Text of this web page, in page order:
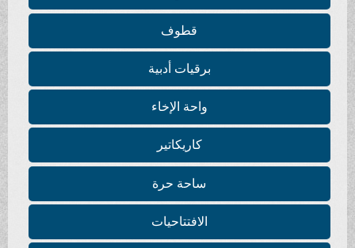
قطوف
برقيات أدبية
واحة الإخاء
كاريكاتير
ساحة حرة
الافتتاحيات